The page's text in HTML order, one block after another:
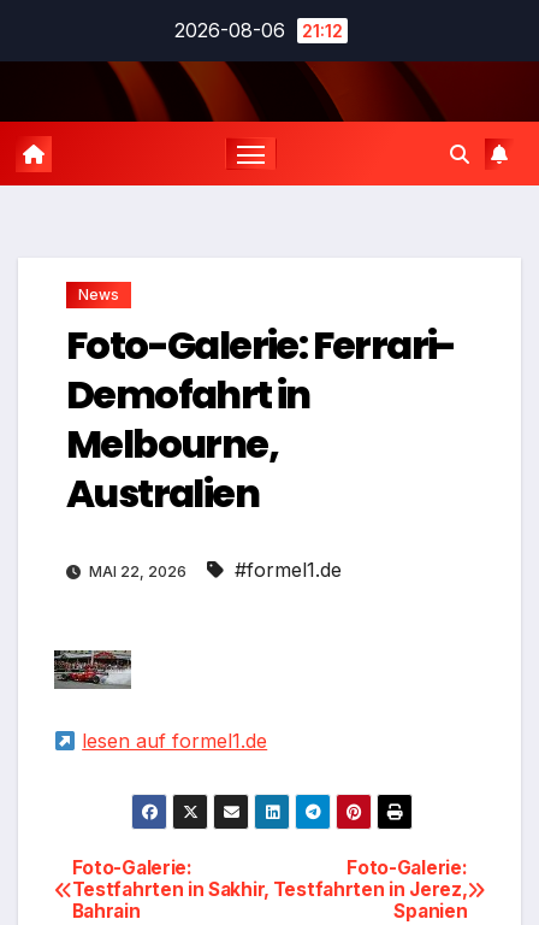
2026-08-06 21:12
News
Foto-Galerie: Ferrari-
Demofahrt in
Melbourne,
Australien
MAI 22, 2026 #formel1.de
lesen auf formel1.de
BeitragsnavigationFoto-Galerie:
Testfahrten in Jerez,
Spanien
Foto-Galerie:
Testfahrten in Sakhir,
Bahrain